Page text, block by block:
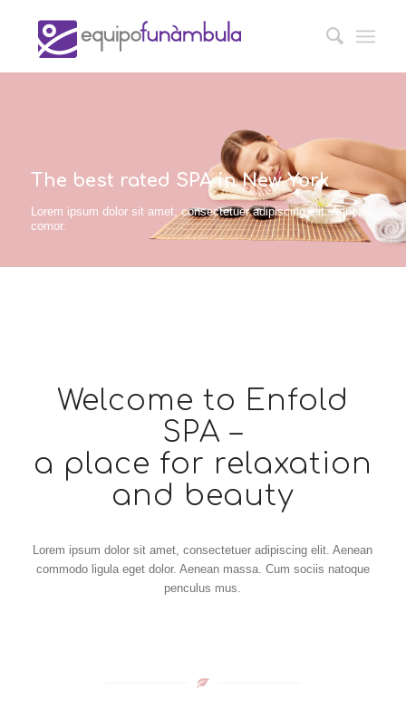
The best rated SPA in New York
Lorem ipsum dolor sit amet, consectetuer adipiscing elit. Aenean
comor.
Welcome to Enfold
SPA –
a place for relaxation
and beauty
Lorem ipsum dolor sit amet, consectetuer adipiscing elit. Aenean
commodo ligula eget dolor. Aenean massa. Cum sociis natoque
penculus mus.